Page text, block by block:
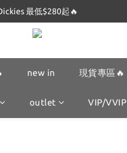
最低$280起🔥
最低$280起🔥
Mucent 全網最低🔥
最低$280起🔥
new in 現貨專區🔥
outlet VIP/VVIP